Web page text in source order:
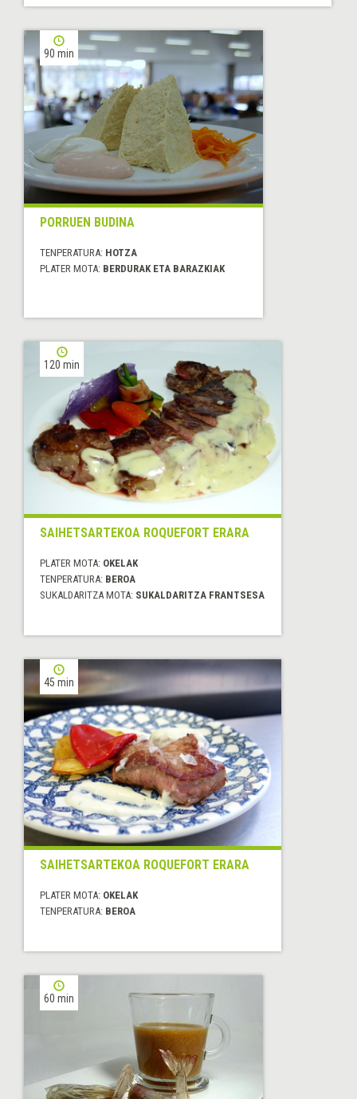
90 min
PORRUEN BUDINA
TENPERATURA: HOTZA
PLATER MOTA: BERDURAK ETA BARAZKIAK
120 min
SAIHETSARTEKOA ROQUEFORT ERARA
PLATER MOTA: OKELAK
TENPERATURA: BEROA
SUKALDARITZA MOTA: SUKALDARITZA FRANTSESA
45 min
SAIHETSARTEKOA ROQUEFORT ERARA
PLATER MOTA: OKELAK
TENPERATURA: BEROA
60 min